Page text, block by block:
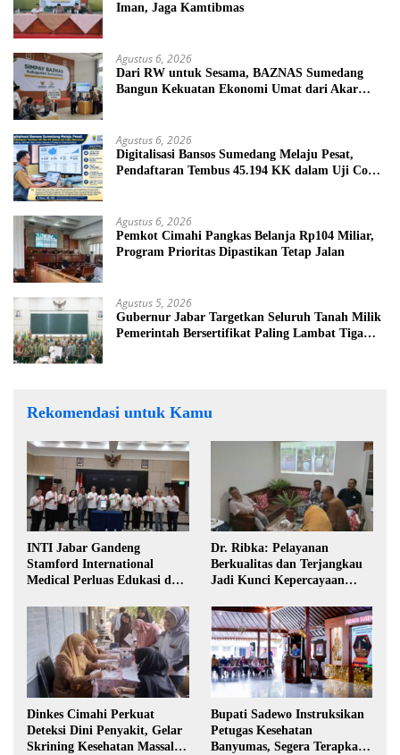
Iman, Jaga Kamtibmas
Agustus 6, 2026
Dari RW untuk Sesama, BAZNAS Sumedang
Bangun Kekuatan Ekonomi Umat dari Akar
Agustus 6, 2026
Digitalisasi Bansos Sumedang Melaju Pesat,
Pendaftaran Tembus 45.194 KK dalam Uji Coba
Agustus 6, 2026
Pemkot Cimahi Pangkas Belanja Rp104 Miliar,
Program Prioritas Dipastikan Tetap Jalan
Agustus 5, 2026
Gubernur Jabar Targetkan Seluruh Tanah Milik
Pemerintah Bersertifikat Paling Lambat Tiga
Rekomendasi untuk Kamu
INTI Jabar Gandeng
Stamford International
Medical Perluas Edukasi dan
Dr. Ribka: Pelayanan
Berkualitas dan Terjangkau
Jadi Kunci Kepercayaan
Dinkes Cimahi Perkuat
Deteksi Dini Penyakit, Gelar
Skrining Kesehatan Massal di
Bupati Sadewo Instruksikan
Petugas Kesehatan
Banyumas, Segera Terapkan